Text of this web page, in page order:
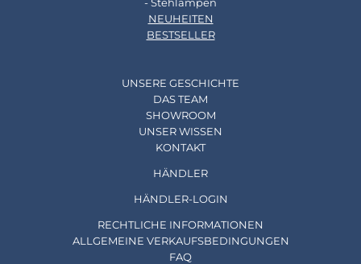
NEUHEITEN
BESTSELLER
UNSERE GESCHICHTE
DAS TEAM
SHOWROOM
UNSER WISSEN
KONTAKT
HÄNDLER
HÄNDLER-LOGIN
RECHTLICHE INFORMATIONEN
ALLGEMEINE VERKAUFSBEDINGUNGEN
FAQ